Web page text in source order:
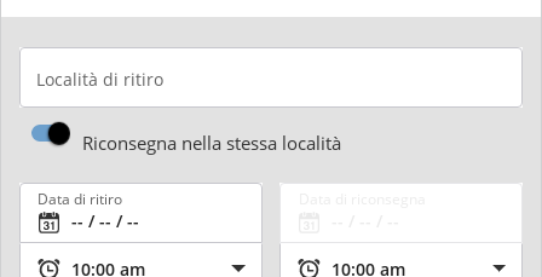
Località di ritiro
Riconsegna nella stessa località
Data di ritiro